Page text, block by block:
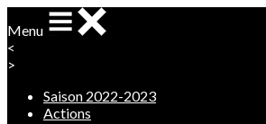
Menu
<
>
Saison 2022-2023
Actions